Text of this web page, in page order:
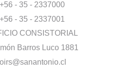
+56 - 35 - 2337000
+56 - 35 - 2337001
CONSISTORIAL
Barros Luco 1881
oirs@sanantonio.cl